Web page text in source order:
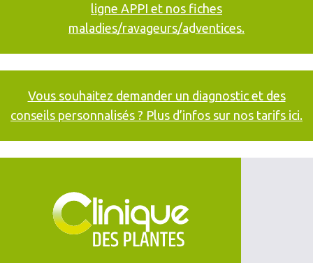
ligne APPI et nos fiches
maladies/ravageurs/adventices.
Vous souhaitez demander un diagnostic et des
conseils personnalisés ? Plus d’infos sur nos tarifs ici.